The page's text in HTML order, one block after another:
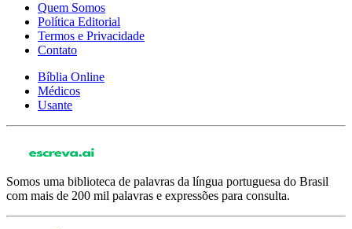
Quem Somos
Política Editorial
Termos e Privacidade
Contato
Bíblia Online
Médicos
Usante
Somos uma biblioteca de palavras da língua portuguesa do Brasil
com mais de 200 mil palavras e expressões para consulta.